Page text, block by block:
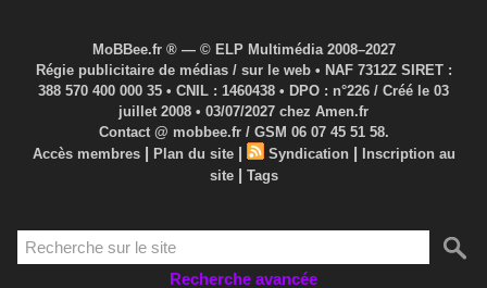
MoBBee.fr ® — © ELP Multimédia 2008–2027
Régie publicitaire de médias / sur le web • NAF 7312Z SIRET :
388 570 400 000 35 • CNIL : 1460438 • DPO : n°226 / Créé le 03
juillet 2008 • 03/07/2027 chez Amen.fr
Contact @ mobbee.fr / GSM 06 07 45 51 58.
Accès membres | Plan du site | Syndication |
Inscription au
site | Tags
Recherche avancée